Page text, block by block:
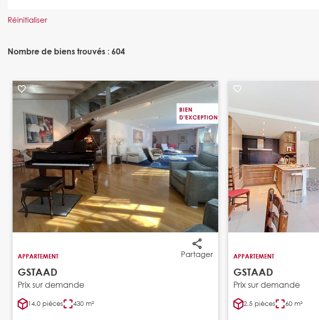
Réinitialiser
Nombre de biens trouvés : 604
Partager
APPARTEMENT
GSTAAD
Prix sur demande
14.0 pièces 430 m²
APPARTEMENT
GSTAAD
Prix sur demande
2.5 pièces 60 m²